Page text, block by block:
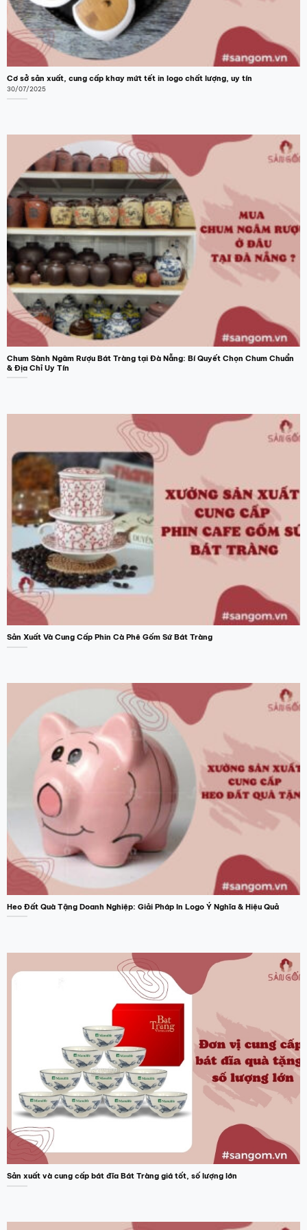
chọn
trên
trang
phẩm
chọn
trên
phẩm
Cơ sở sản xuất, cung cấp khay mứt tết in logo chất lượng, uy tín
30/07/2025
Chum Sành Ngâm Rượu Bát Tràng tại Đà Nẵng: Bí Quyết Chọn Chum Chuẩn
& Địa Chỉ Uy Tín
Sản Xuất Và Cung Cấp Phin Cà Phê Gốm Sứ Bát Tràng
Heo Đất Quà Tặng Doanh Nghiệp: Giải Pháp In Logo Ý Nghĩa & Hiệu Quả
Sản xuất và cung cấp bát đĩa Bát Tràng giá tốt, số lượng lớn